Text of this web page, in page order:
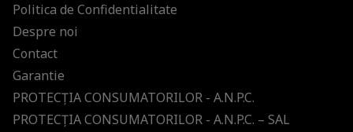
Politica de Confidentialitate
Despre noi
Contact
Garantie
PROTECŢIA CONSUMATORILOR - A.N.P.C.
PROTECŢIA CONSUMATORILOR - A.N.P.C. – SAL